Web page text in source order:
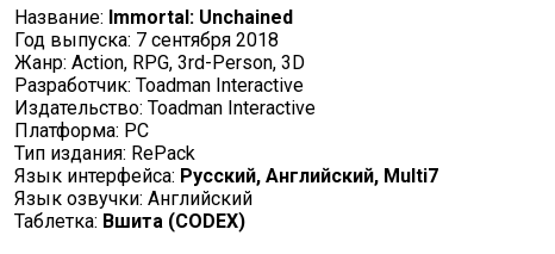
Название: Immortal: Unchained
Год выпуска: 7 сентября 2018
Жанр: Action, RPG, 3rd-Person, 3D
Разработчик: Toadman Interactive
Издательство: Toadman Interactive
Платформа: PC
Тип издания: RePack
Язык интерфейса: Русский, Английский, Multi7
Язык озвучки: Английский
Таблетка: Вшита (CODEX)